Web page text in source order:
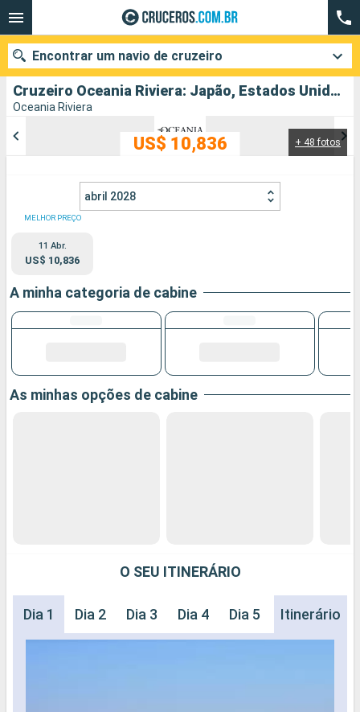
Cruzeiro Oceania Riviera: Japão, Estados Unidos, Canadá partindo de Yokohama
Oceania Riviera
+ 48 fotos
US$ 10,836
abril 2028
MELHOR PREÇO
11 Abr.
US$ 10,836
A minha categoria de cabine
As minhas opções de cabine
O SEU ITINERÁRIO
Dia 1 Dia 2 Dia 3 Dia 4 Dia 5 Dia 6 Dia
Itinerário
Encontrar um navio de cruzeiro
Data de partida
Cidades